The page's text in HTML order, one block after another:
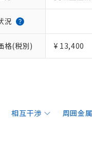
況
格(税別) ¥ 13,400
相互干渉 周囲金